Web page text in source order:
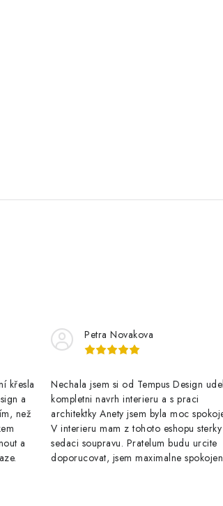
křesla
a
než
a
Petra Novakova
Nechala jsem si od Tempus Design
kompletni navrh interieru a s praci
architektky Anety jsem byla moc
V interieru mam z tohoto eshopu
sedaci soupravu. Pratelum budu urcite
doporucovat, jsem maximalne